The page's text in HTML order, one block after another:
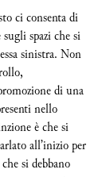
ci consenta di
spazi che si
sinistra. Non
di una
nello
è che si
all’inizio per
si debbano